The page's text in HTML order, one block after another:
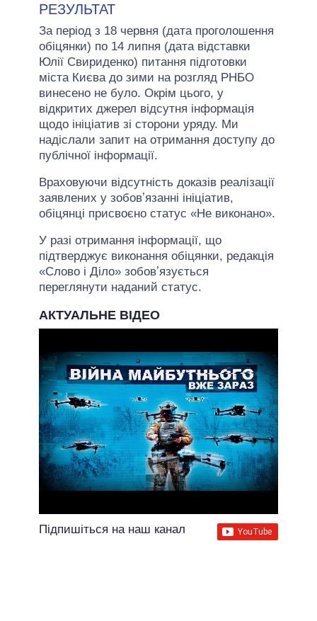
РЕЗУЛЬТАТ
За період з 18 червня (дата проголошення
обіцянки) по 14 липня (дата відставки
Юлії Свириденко) питання підготовки
міста Києва до зими на розгляд РНБО
винесено не було. Окрім цього, у
відкритих джерел відсутня інформація
щодо ініціатив зі сторони уряду. Ми
надіслали запит на отримання доступу до
публічної інформації.
Враховуючи відсутність доказів реалізації
заявлених у зобовʼязанні ініціатив,
обіцянці присвоєно статус «Не виконано».
У разі отримання інформації, що
підтверджує виконання обіцянки, редакція
«Слово і Діло» зобовʼязується
переглянути наданий статус.
АКТУАЛЬНЕ ВІДЕО
Підпишіться на наш канал